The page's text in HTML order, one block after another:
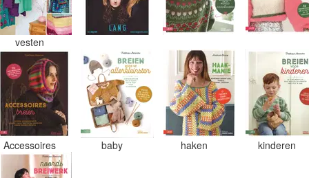
vesten
Accessoires baby haken kinderen